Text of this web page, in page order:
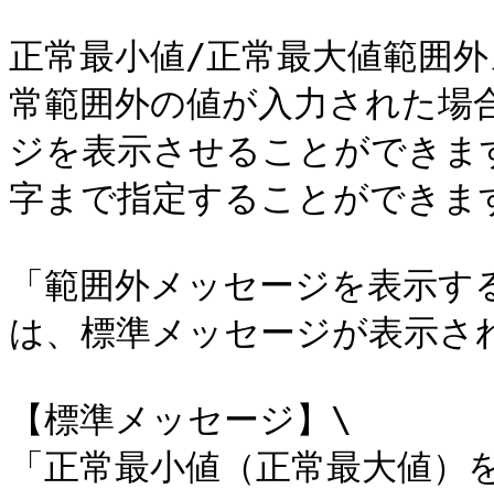
正常最小値/正常最大値範囲
常範囲外の値が入力された
ジを表示させることができ
字まで指定することができま
「範囲外メッセージを表示
は、標準メッセージが表示さ
【標準メッセージ】\
「正常最小値（正常最大値